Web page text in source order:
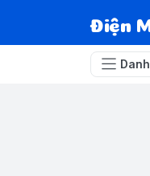
Điện